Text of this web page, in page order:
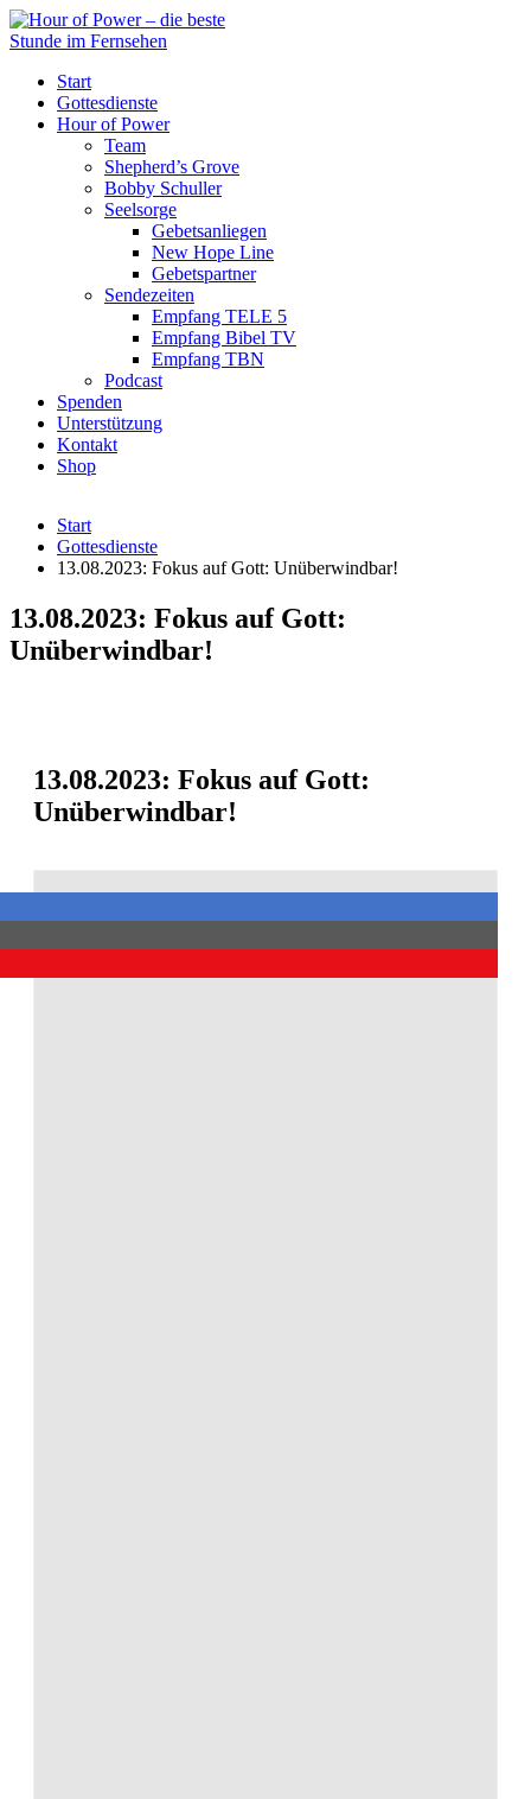
Start
Gottesdienste
Hour of Power
Team
Shepherd’s Grove
Bobby Schuller
Seelsorge
Gebetsanliegen
New Hope Line
Gebetspartner
Sendezeiten
Empfang TELE 5
Empfang Bibel TV
Empfang TBN
Podcast
Spenden
Unterstützung
Kontakt
Shop
Start
Gottesdienste
13.08.2023: Fokus auf Gott: Unüberwindbar!
13.08.2023: Fokus auf Gott:
Unüberwindbar!
13.08.2023: Fokus auf Gott:
Unüberwindbar!